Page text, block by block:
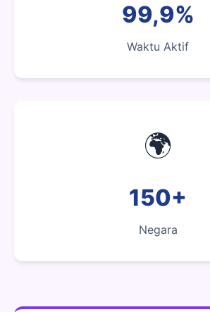
99,9%
Waktu Aktif
🌍
150+
Negara